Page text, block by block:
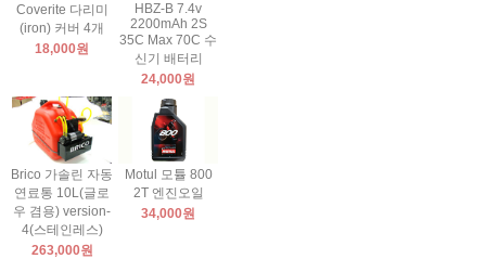
Coverite 다리미
(iron) 커버 4개
18,000원
HBZ-B 7.4v
2200mAh 2S
35C Max 70C 수
신기 배터리
24,000원
Brico 가솔린 자동
연료통 10L(글로
우 겸용) version-
4(스테인레스)
263,000원
Motul 모튤 800
2T 엔진오일
34,000원